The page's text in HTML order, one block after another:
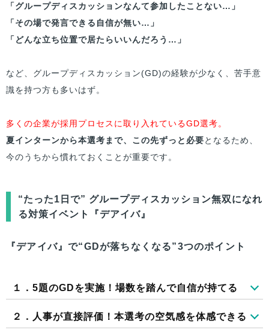
「グループディスカッションなんて参加したことない…」
「その場で発言できる自信が無い…」
「どんな立ち位置で居たらいいんだろう…」
など、グループディスカッション(GD)の経験が少なく、苦手意
識を持つ方も多いはず。
多くの企業が採用プロセスに取り入れているGD選考。
夏インターンから本選考まで、この先ずっと必要となるため、
今のうちから慣れておくことが重要です。
“たった1日で” グループディスカッション無双になれ
る対策イベント『デアイバ』
『デアイバ』で“GDが落ちなくなる”3つのポイント
１．5題のGDを実施！場数を踏んで自信が持てる
イベント当日は、グループディスカッションを5題のお題で実
２．人事が直接評価！本選考の空気感を体感できる